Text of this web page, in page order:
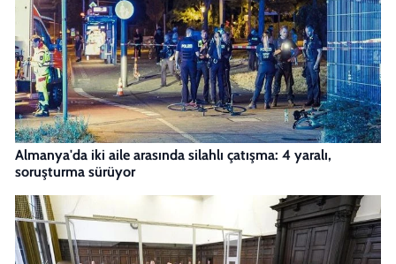
Almanya'da iki aile arasında silahlı çatışma: 4 yaralı,
soruşturma sürüyor